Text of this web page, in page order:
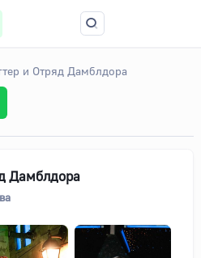
и Отряд Дамблдора
Дамблдора